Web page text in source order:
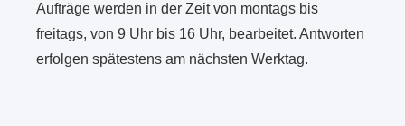
Aufträge werden in der Zeit von montags bis
freitags, von 9 Uhr bis 16 Uhr, bearbeitet. Antworten
erfolgen spätestens am nächsten Werktag.